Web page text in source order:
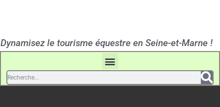
Dynamisez le tourisme équestre en Seine-et-Marne !